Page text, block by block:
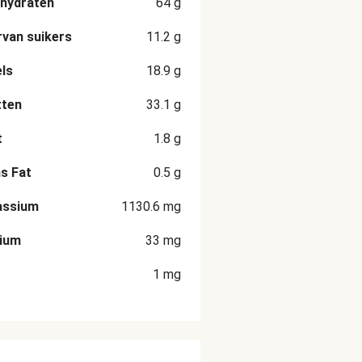
suikers 11.2 g
18.9 g
33.1 g
1.8 g
Fat 0.5 g
1130.6 mg
33 mg
1 mg